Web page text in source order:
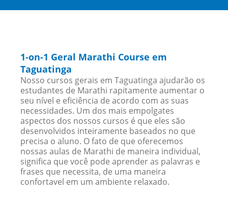
1-on-1 Geral Marathi Course em
Taguatinga
Nosso cursos gerais em Taguatinga ajudarão os
estudantes de Marathi rapitamente aumentar o
seu nível e eficiência de acordo com as suas
necessidades. Um dos mais empolgates
aspectos dos nossos cursos é que eles são
desenvolvidos inteiramente baseados no que
precisa o aluno. O fato de que oferecemos
nossas aulas de Marathi de maneira individual,
significa que você pode aprender as palavras e
frases que necessita, de uma maneira
confortavel em um ambiente relaxado.